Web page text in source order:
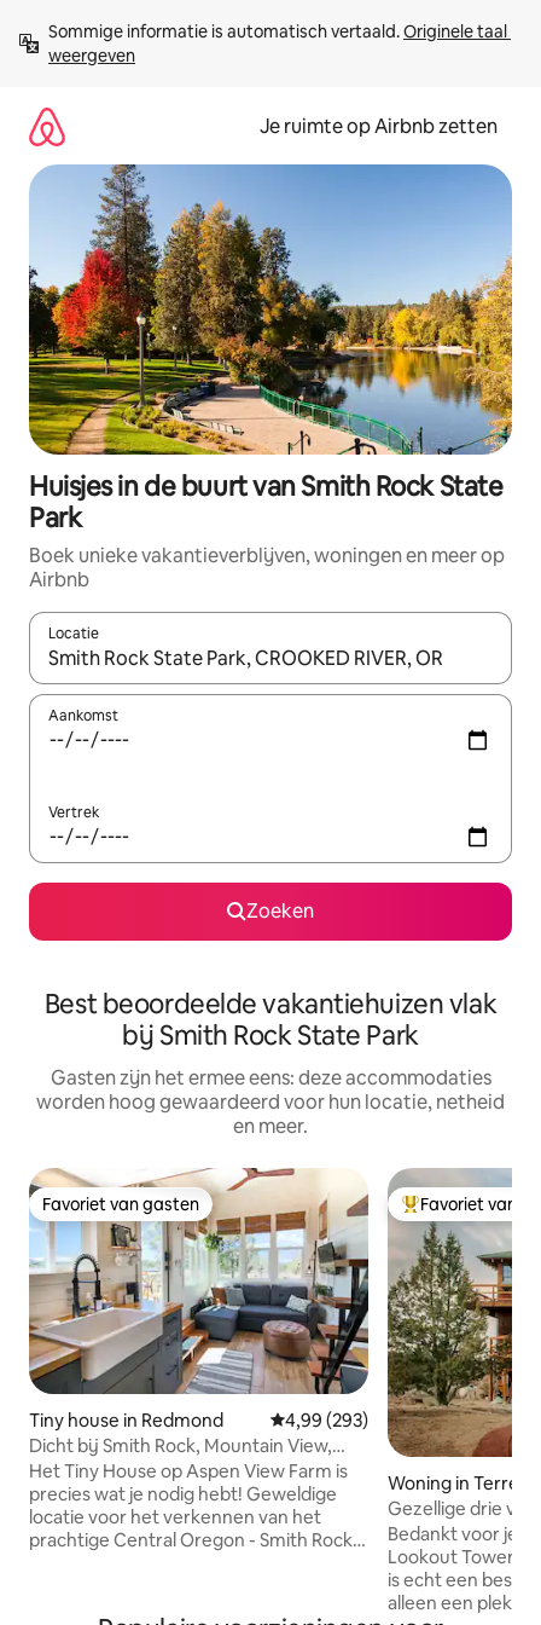
direct
naar
Sommige informatie is automatisch vertaald. Originele taal
weergeven
Je ruimte op Airbnb zetten
Huisjes in de buurt van Smith Rock State
Park
Boek unieke vakantieverblijven, woningen en meer op
Airbnb
Locatie
Wanneer er suggesties beschikbaar zijn, maak je een keuze
Aankomst
Vertrek
Zoeken
Best beoordeelde vakantiehuizen vlak
bij Smith Rock State Park
Gasten zijn het ermee eens: deze accommodaties
worden hoog gewaardeerd voor hun locatie, netheid
en meer.
Favoriet van gasten
Favoriet van gasten
Tiny house in Redmond Gemiddelde beoordeling van
4,99 (293)
Dicht bij Smith Rock, Mountain View,
Country Charm
Het Tiny House op Aspen View Farm is
precies wat je nodig hebt! Geweldige
locatie voor het verkennen van het
prachtige Central Oregon - Smith Rock
Topfavoriet van
Favoriet van
Woning in
Gezellige drie
uitkijktoren
Bedankt voor je
Lookout Tower!
is echt een
alleen een plek